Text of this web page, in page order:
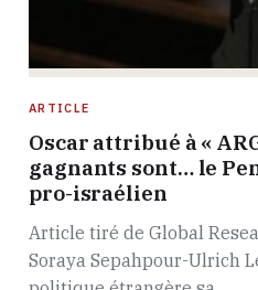
ARTICLE
Oscar attribué à «
gagnants sont… le
pro-israélien
Article tiré de Global
Soraya Sepahpour-Ulrich